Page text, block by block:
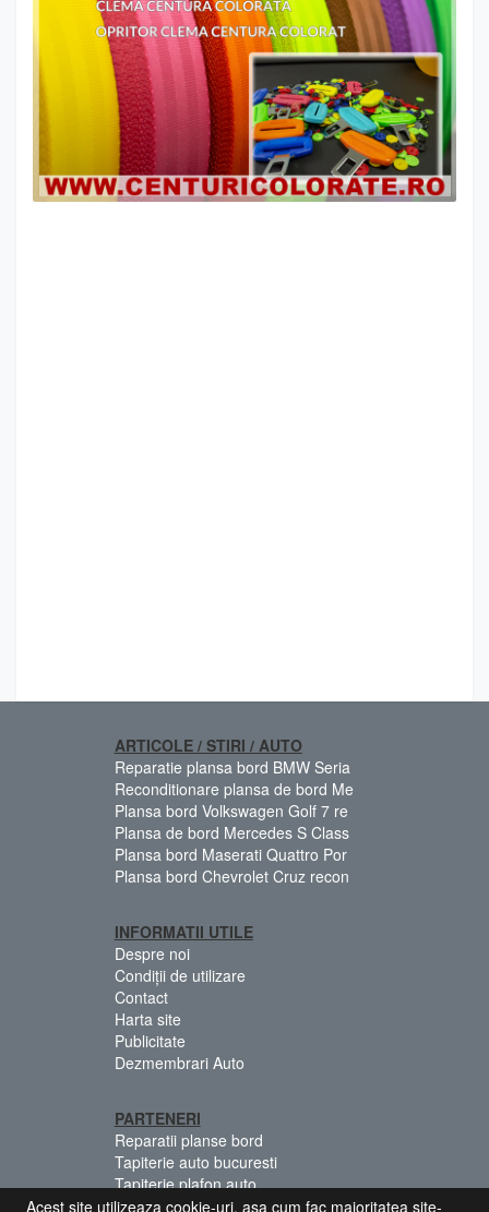
ARTICOLE / STIRI / AUTO
Reparatie plansa bord BMW Seria
Reconditionare plansa de bord Me
Plansa bord Volkswagen Golf 7 re
Plansa de bord Mercedes S Class
Plansa bord Maserati Quattro Por
Plansa bord Chevrolet Cruz recon
INFORMATII UTILE
Despre noi
Condiții de utilizare
Contact
Harta site
Publicitate
Dezmembrari Auto
PARTENERI
Reparatii planse bord
Tapiterie auto bucuresti
Tapiterie plafon auto
Centuri siguranta colorate
Acest site utilizeaza cookie-uri, asa cum fac majoritatea site-